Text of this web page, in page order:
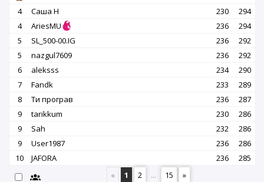
4
Саша Н 230
294
4
AriesMU 236
294
5
SL_500-00.IG 236
292
5
nazgul7609 236
292
6
aleksss 234
290
7
Fandk 233
289
8
Ти програв 236
287
9
tarikkum 230
286
9
Sah 232
286
9
User1987 236
286
10
JAFORA 236
285
«
1 2 ... 15 »